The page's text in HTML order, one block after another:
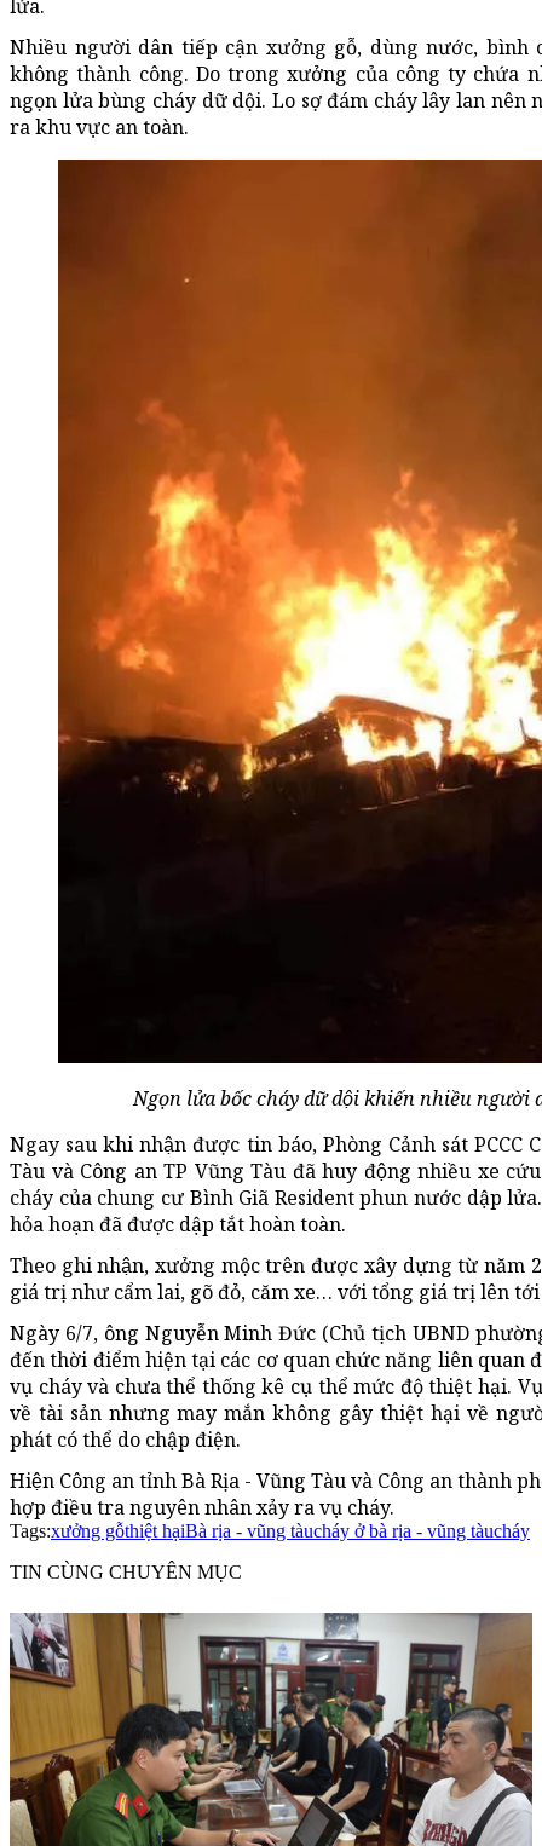
lửa.
Nhiều người dân tiếp cận xưởng gỗ, dùng nước, bình
không thành công. Do trong xưởng của công ty chứa
ngọn lửa bùng cháy dữ dội. Lo sợ đám cháy lây lan nên
ra khu vực an toàn.
Ngọn lửa bốc cháy dữ dội khiến nhiều người
Ngay sau khi nhận được tin báo, Phòng Cảnh sát PCCC
Tàu và Công an TP Vũng Tàu đã huy động nhiều xe
cháy của chung cư Bình Giã Resident phun nước dập
hỏa hoạn đã được dập tắt hoàn toàn.
Theo ghi nhận, xưởng mộc trên được xây dựng từ năm
giá trị như cẩm lai, gõ đỏ, căm xe… với tổng giá trị lên
Ngày 6/7, ông Nguyễn Minh Đức (Chủ tịch UBND
đến thời điểm hiện tại các cơ quan chức năng liên quan
vụ cháy và chưa thể thống kê cụ thể mức độ thiệt hại.
về tài sản nhưng may mắn không gây thiệt hại về
phát có thể do chập điện.
Hiện Công an tỉnh Bà Rịa - Vũng Tàu và Công an thành
hợp điều tra nguyên nhân xảy ra vụ cháy.
Tags:xưởng gỗthiệt hạiBà rịa - vũng tàucháy ở bà rịa - vũng tàucháy
TIN CÙNG CHUYÊN MỤC